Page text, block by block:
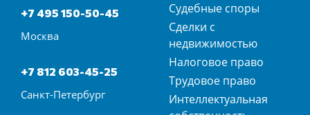
+7 495 150-50-45
Москва
+7 812 603-45-25
Санкт-Петербург
Судебные споры
Сделки с
недвижимостью
Налоговое право
Трудовое право
Интеллектуальная